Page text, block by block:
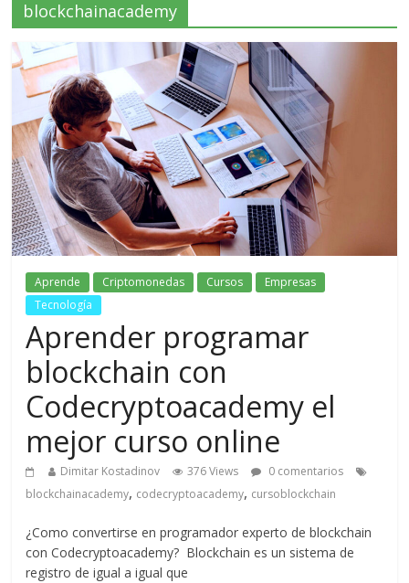
blockchainacademy
Aprende Criptomonedas Cursos
Empresas
Tecnología
Aprender programar
blockchain con
Codecryptoacademy el
mejor curso online
Dimitar Kostadinov 376 Views
0 comentarios
blockchainacademy, codecryptoacademy, cursoblockchain
¿Como convertirse en programador experto de blockchain
con Codecryptoacademy? Blockchain es un sistema de
registro de igual a igual que